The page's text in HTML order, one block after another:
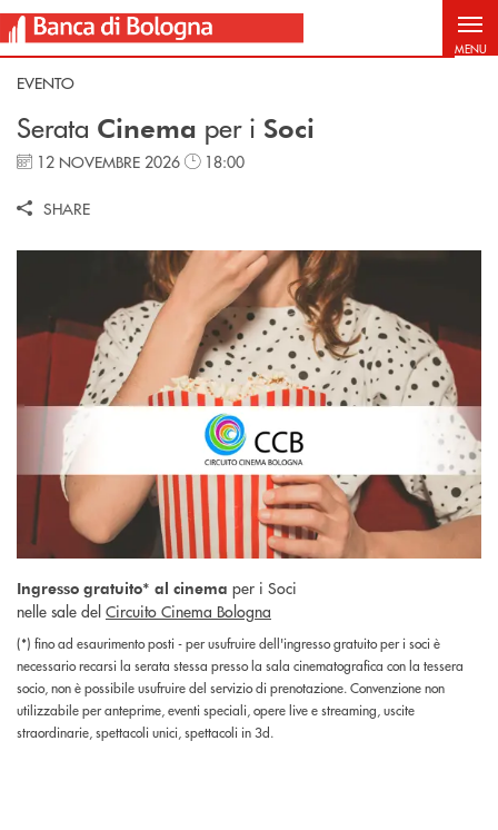
Salta al contenuto principale
MENU
EVENTO
Serata Cinema per i Soci
12 NOVEMBRE 2026 18:00
SHARE
Ingresso gratuito* al cinema per i Soci
nelle sale del Circuito Cinema Bologna
(*) fino ad esaurimento posti - per usufruire dell'ingresso gratuito per i soci è
necessario recarsi la serata stessa presso la sala cinematografica con la tessera
socio, non è possibile usufruire del servizio di prenotazione. Convenzione non
utilizzabile per anteprime, eventi speciali, opere live e streaming, uscite
straordinarie, spettacoli unici, spettacoli in 3d.